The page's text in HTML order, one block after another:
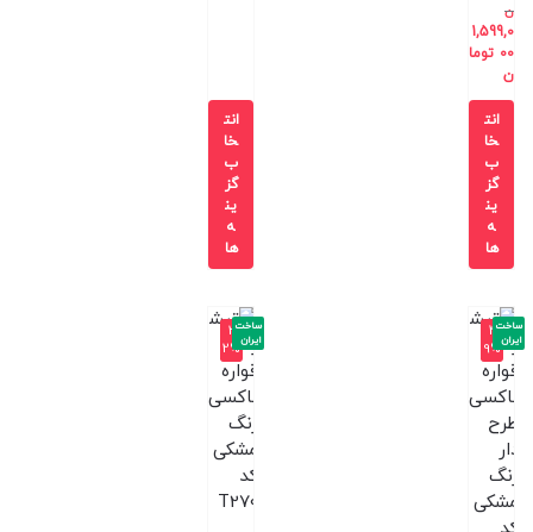
ن
1,599,0
00 توما
ن
انت
خا
ب
گز
ین
ه
ها
انت
خا
ب
گز
ین
ه
ها
-4
9%
ساخت
ایران
-3
2%
ساخت
ایران